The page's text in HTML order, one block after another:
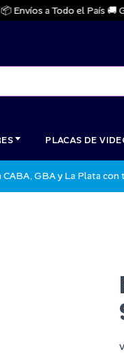
a Todo el País 🚚
PLACAS DE
CABA, GBA y La Plata